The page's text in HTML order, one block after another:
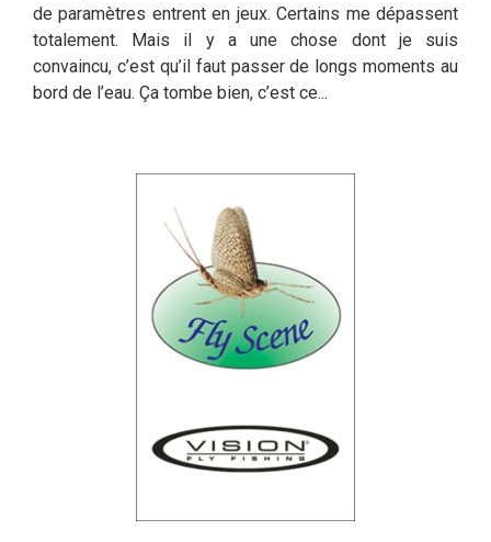
de paramètres entrent en jeux. Certains me dépassent
totalement. Mais il y a une chose dont je suis
convaincu, c’est qu’il faut passer de longs moments au
bord de l’eau. Ça tombe bien, c’est ce...